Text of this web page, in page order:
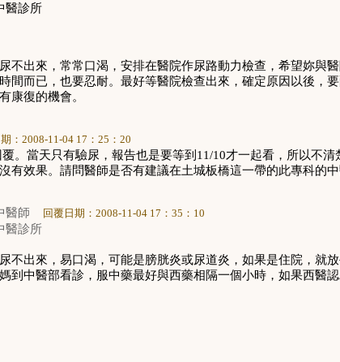
醫診所
不出來，常常口渴，安排在醫院作尿路動力檢查，希望妳與
間而已，也要忍耐。最好等醫院檢查出來，確定原因以後，
康復的機會。
： 2008-11-04 17 ： 25 ： 20
。當天只有驗尿，報告也是要等到 11/10才一起看，所以不
有效果。請問醫師是否有建議在土城板橋這一帶的此專科的
醫師 回覆日期： 2008-11-04 17 ： 35 ： 10
醫診所
不出來，易口渴，可能是膀胱炎或尿道炎，如果是住院，就
到中醫部看診，服中藥最好與西藥相隔一個小時，如果西醫